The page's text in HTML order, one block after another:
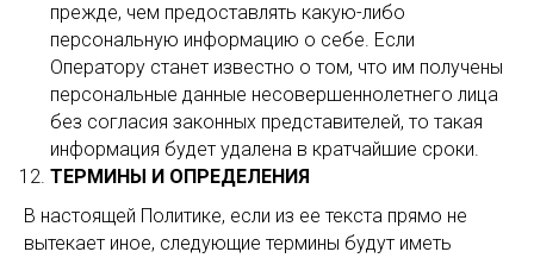
прежде, чем предоставлять какую-либо
персональную информацию о себе. Если
Оператору станет известно о том, что им получены
персональные данные несовершеннолетнего лица
без согласия законных представителей, то такая
информация будет удалена в кратчайшие сроки.
ТЕРМИНЫ И ОПРЕДЕЛЕНИЯ
В настоящей Политике, если из ее текста прямо не
вытекает иное, следующие термины будут иметь